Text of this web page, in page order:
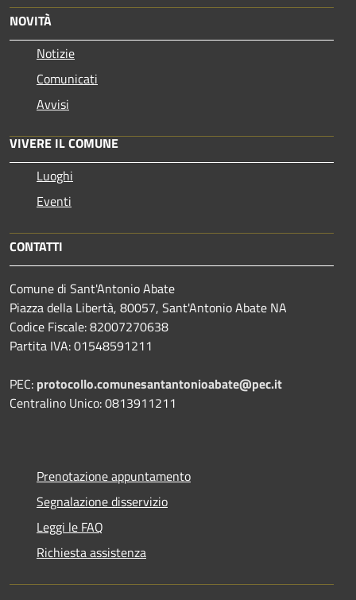
NOVITÀ
Notizie
Comunicati
Avvisi
VIVERE IL COMUNE
Luoghi
Eventi
CONTATTI
Comune di Sant'Antonio Abate
Piazza della Libertà, 80057, Sant'Antonio Abate NA
Codice Fiscale: 82007270638
Partita IVA: 01548591211
PEC: protocollo.comunesantantonioabate@pec.it
Centralino Unico: 0813911211
Prenotazione appuntamento
Segnalazione disservizio
Leggi le FAQ
Richiesta assistenza